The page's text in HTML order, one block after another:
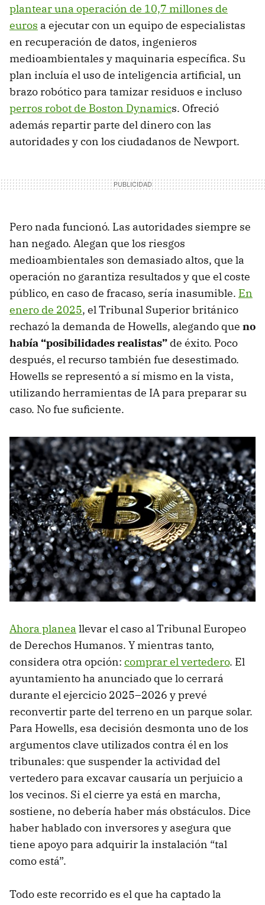
plantear una operación de 10,7 millones de
euros a ejecutar con un equipo de especialistas
en recuperación de datos, ingenieros
medioambientales y maquinaria específica. Su
plan incluía el uso de inteligencia artificial, un
brazo robótico para tamizar residuos e incluso
perros robot de Boston Dynamics. Ofreció
además repartir parte del dinero con las
autoridades y con los ciudadanos de Newport.
Pero nada funcionó. Las autoridades siempre se
han negado. Alegan que los riesgos
medioambientales son demasiado altos, que la
operación no garantiza resultados y que el coste
público, en caso de fracaso, sería inasumible. En
enero de 2025, el Tribunal Superior británico
rechazó la demanda de Howells, alegando que no
había “posibilidades realistas” de éxito. Poco
después, el recurso también fue desestimado.
Howells se representó a sí mismo en la vista,
utilizando herramientas de IA para preparar su
caso. No fue suficiente.
Ahora planea llevar el caso al Tribunal Europeo
de Derechos Humanos. Y mientras tanto,
considera otra opción: comprar el vertedero. El
ayuntamiento ha anunciado que lo cerrará
durante el ejercicio 2025–2026 y prevé
reconvertir parte del terreno en un parque solar.
Para Howells, esa decisión desmonta uno de los
argumentos clave utilizados contra él en los
tribunales: que suspender la actividad del
vertedero para excavar causaría un perjuicio a
los vecinos. Si el cierre ya está en marcha,
sostiene, no debería haber más obstáculos. Dice
haber hablado con inversores y asegura que
tiene apoyo para adquirir la instalación “tal
como está”.
Todo este recorrido es el que ha captado la